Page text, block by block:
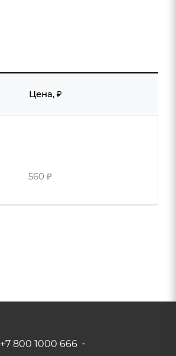
Цена, ₽
560 ₽
+7 800 1000 666